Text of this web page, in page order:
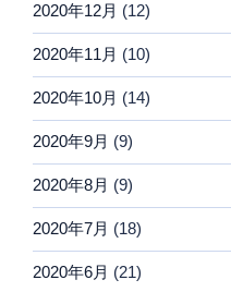
2020年12月 (12)
2020年11月 (10)
2020年10月 (14)
2020年9月 (9)
2020年8月 (9)
2020年7月 (18)
2020年6月 (21)